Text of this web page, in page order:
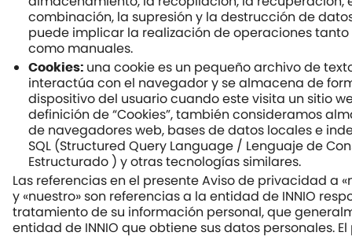
combinación, la supresión y la destrucción de
puede implicar la realización de operaciones
como manuales.
Cookies: una cookie es un pequeño archivo de
interactúa con el navegador y se almacena de
dispositivo del usuario cuando este visita un sitio
definición de “Cookies”, también consideramos
de navegadores web, bases de datos locales e
SQL (Structured Query Language / Lenguaje de
Estructurado ) y otras tecnologías similares.
Las referencias en el presente Aviso de privacidad a
y «nuestro» son referencias a la entidad de INNIO
tratamiento de su información personal, que
entidad de INNIO que obtiene sus datos personales.